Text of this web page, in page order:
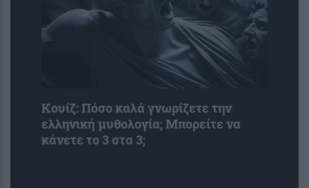
Κουίζ: Πόσο καλά γνωρίζετε την
ελληνική μυθολογία; Μπορείτε να
κάνετε το 3 στα 3;